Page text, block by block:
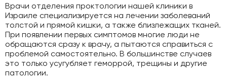
Врачи отделения проктологии нашей клиники в
Израиле специализируется на лечении заболеваний
толстой и прямой кишки, а также близлежащих тканей.
При появлении первых симптомов многие люди не
обращаются сразу к врачу, а пытаются справиться с
проблемой самостоятельно. В большинстве случаев
это только усугубляет геморрой, трещины и другие
патологии.